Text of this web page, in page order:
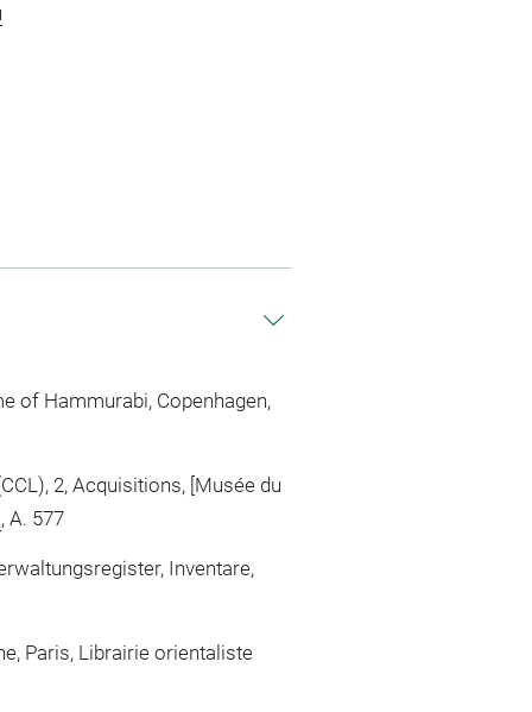
of Hammurabi, Copenhagen,
2, Acquisitions, [Musée du
, A. 577
Inventare,
Paris, Librairie orientaliste